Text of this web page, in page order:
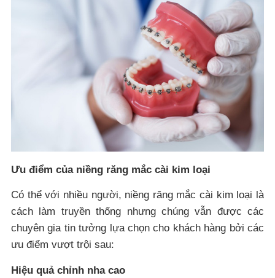
Ưu điểm của niềng răng mắc cài kim loại
Có thể với nhiều người, niềng răng mắc cài kim loại là
cách làm truyền thống nhưng chúng vẫn được các
chuyên gia tin tưởng lựa chọn cho khách hàng bởi các
ưu điểm vượt trội sau:
Hiệu quả chỉnh nha cao